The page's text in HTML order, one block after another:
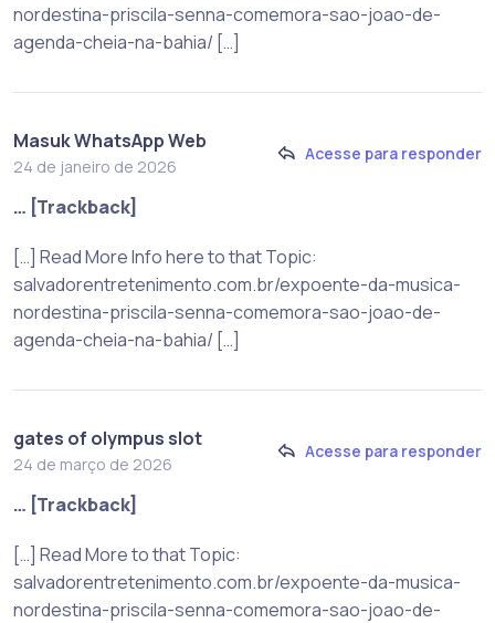
nordestina-priscila-senna-comemora-sao-joao-de-
agenda-cheia-na-bahia/ […]
Masuk WhatsApp Web
24 de janeiro de 2026
Acesse para responder
… [Trackback]
[…] Read More Info here to that Topic:
salvadorentretenimento.com.br/expoente-da-musica-
nordestina-priscila-senna-comemora-sao-joao-de-
agenda-cheia-na-bahia/ […]
gates of olympus slot
24 de março de 2026
Acesse para responder
… [Trackback]
[…] Read More to that Topic:
salvadorentretenimento.com.br/expoente-da-musica-
nordestina-priscila-senna-comemora-sao-joao-de-